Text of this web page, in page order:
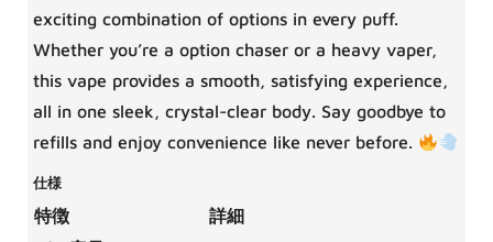
exciting combination of options in every puff.
Whether you’re a option chaser or a heavy vaper,
this vape provides a smooth, satisfying experience,
all in one sleek, crystal-clear body. Say goodbye to
refills and enjoy convenience like never before.
仕様
特徴
詳細